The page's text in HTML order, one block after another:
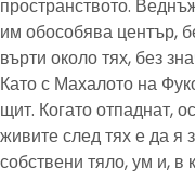
пространството.
им обособява център,
върти около тях, без
Като с Махалото на
щит. Когато отпаднат,
живите след тях е да я
собствени тяло, ум и, в